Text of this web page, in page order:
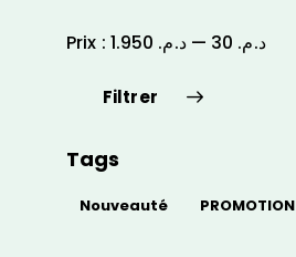
Filtrer
Prix : د.م. 30 —د.م. 1.950
Tags
Nouveauté PROMOTION